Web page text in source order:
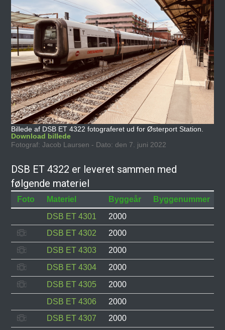
Billede af DSB ET 4322 fotograferet ud for Østerport Station.
Download billede
Fotograf: Jacob Laursen - Dato: den 7. juni 2022
DSB ET 4322 er leveret sammen med
følgende materiel
Foto Materiel Byggeår Byggenummer
DSB ET 4301
2000
DSB ET 4302
2000
DSB ET 4303
2000
DSB ET 4304
2000
DSB ET 4305
2000
DSB ET 4306
2000
DSB ET 4307
2000